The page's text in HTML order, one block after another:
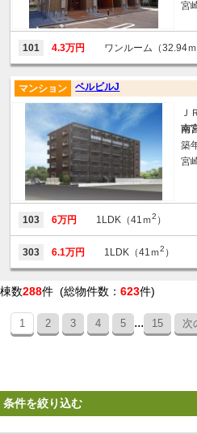
宮
101 4.3万円 ワンルーム（32.94ｍ
ベルビルJ
マンション
Ｊ
南
築
宮
103 6万円 1LDK（41ｍ2 ）
303 6.1万円 1LDK（41ｍ2 ）
棟数288件 (総物件数： 623件)
1 2 3 4 5 ... 15 次
条件を絞り込む